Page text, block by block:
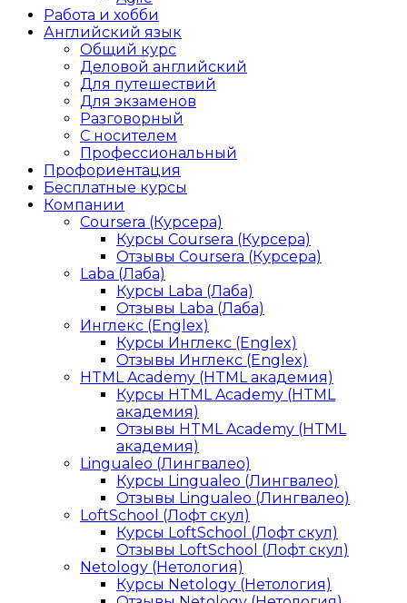
Работа и хобби
Английский язык
Общий курс
Деловой английский
Для путешествий
Для экзаменов
Разговорный
С носителем
Профессиональный
Профориентация
Бесплатные курсы
Компании
Coursera (Курсера)
Курсы Coursera (Курсера)
Отзывы Coursera (Курсера)
Laba (Лаба)
Курсы Laba (Лаба)
Отзывы Laba (Лаба)
Инглекс (Englex)
Курсы Инглекс (Englex)
Отзывы Инглекс (Englex)
HTML Academy (HTML академия)
Курсы HTML Academy (HTML
академия)
Отзывы HTML Academy (HTML
академия)
Lingualeo (Лингвалео)
Курсы Lingualeo (Лингвалео)
Отзывы Lingualeo (Лингвалео)
LoftSchool (Лофт скул)
Курсы LoftSchool (Лофт скул)
Отзывы LoftSchool (Лофт скул)
Netology (Нетология)
Курсы Netology (Нетология)